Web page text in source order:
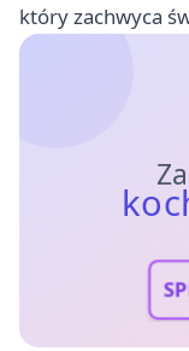
który zachwyca